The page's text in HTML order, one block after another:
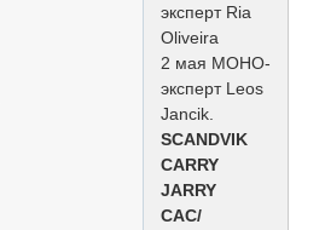
эксперт Ria
Oliveira
2 мая МОНО-
эксперт Leos
Jancik.
SCANDVIK
CARRY
JARRY
CAC/